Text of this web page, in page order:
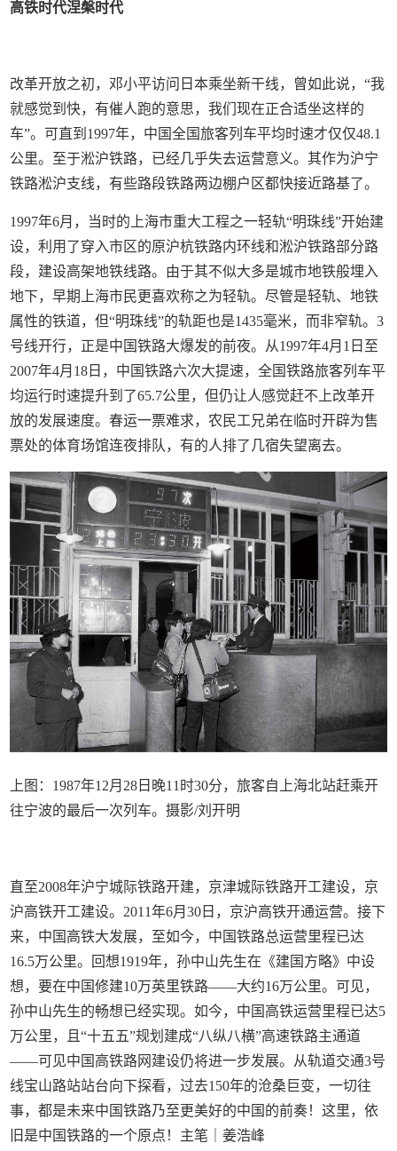
高铁时代涅槃时代
改革开放之初，邓小平访问日本乘坐新干线，曾如此说，“我
就感觉到快，有催人跑的意思，我们现在正合适坐这样的
车”。可直到1997年，中国全国旅客列车平均时速才仅仅48.1
公里。至于淞沪铁路，已经几乎失去运营意义。其作为沪宁
铁路淞沪支线，有些路段铁路两边棚户区都快接近路基了。
1997年6月，当时的上海市重大工程之一轻轨“明珠线”开始建
设，利用了穿入市区的原沪杭铁路内环线和淞沪铁路部分路
段，建设高架地铁线路。由于其不似大多是城市地铁般埋入
地下，早期上海市民更喜欢称之为轻轨。尽管是轻轨、地铁
属性的铁道，但“明珠线”的轨距也是1435毫米，而非窄轨。3
号线开行，正是中国铁路大爆发的前夜。从1997年4月1日至
2007年4月18日，中国铁路六次大提速，全国铁路旅客列车平
均运行时速提升到了65.7公里，但仍让人感觉赶不上改革开
放的发展速度。春运一票难求，农民工兄弟在临时开辟为售
票处的体育场馆连夜排队，有的人排了几宿失望离去。
上图：1987年12月28日晚11时30分，旅客自上海北站赶乘开
往宁波的最后一次列车。摄影/刘开明
直至2008年沪宁城际铁路开建，京津城际铁路开工建设，京
沪高铁开工建设。2011年6月30日，京沪高铁开通运营。接下
来，中国高铁大发展，至如今，中国铁路总运营里程已达
16.5万公里。回想1919年，孙中山先生在《建国方略》中设
想，要在中国修建10万英里铁路——大约16万公里。可见，
孙中山先生的畅想已经实现。如今，中国高铁运营里程已达5
万公里，且“十五五”规划建成“八纵八横”高速铁路主通道
——可见中国高铁路网建设仍将进一步发展。从轨道交通3号
线宝山路站站台向下探看，过去150年的沧桑巨变，一切往
事，都是未来中国铁路乃至更美好的中国的前奏！这里，依
旧是中国铁路的一个原点！主笔｜姜浩峰